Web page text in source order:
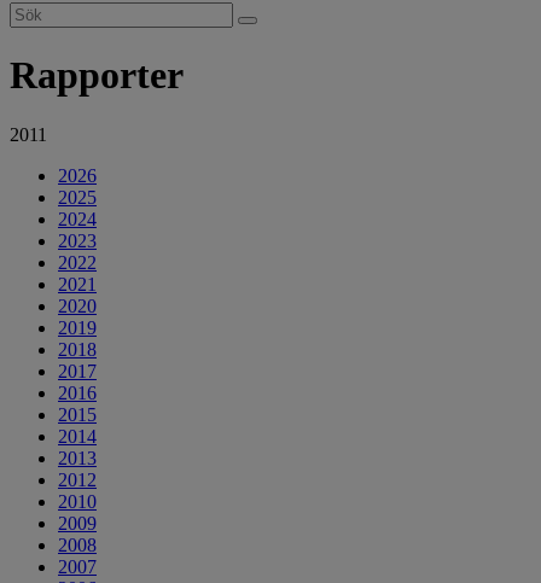
Search
for:
Rapporter
2011
2026
2025
2024
2023
2022
2021
2020
2019
2018
2017
2016
2015
2014
2013
2012
2010
2009
2008
2007